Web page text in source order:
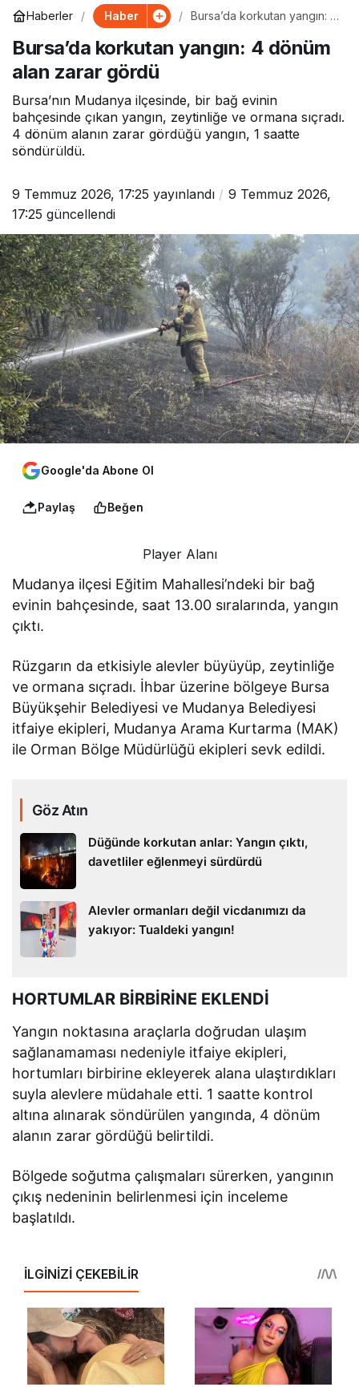
Haberler Haber
Bursa’da korkutan yangın: 4
Bursa’da korkutan yangın: 4 dönüm
alan zarar gördü
Bursa’nın Mudanya ilçesinde, bir bağ evinin
bahçesinde çıkan yangın, zeytinliğe ve ormana sıçradı.
4 dönüm alanın zarar gördüğü yangın, 1 saatte
söndürüldü.
9 Temmuz 2026, 17:25 yayınlandı
9 Temmuz 2026,
17:25 güncellendi
Google'da Abone Ol
Paylaş Beğen
Player Alanı
Mudanya ilçesi Eğitim Mahallesi’ndeki bir bağ
evinin bahçesinde, saat 13.00 sıralarında, yangın
çıktı.
Rüzgarın da etkisiyle alevler büyüyüp, zeytinliğe
ve ormana sıçradı. İhbar üzerine bölgeye Bursa
Büyükşehir Belediyesi ve Mudanya Belediyesi
itfaiye ekipleri, Mudanya Arama Kurtarma (MAK)
ile Orman Bölge Müdürlüğü ekipleri sevk edildi.
Göz Atın
Düğünde korkutan anlar: Yangın çıktı,
davetliler eğlenmeyi sürdürdü
Alevler ormanları değil vicdanımızı da
yakıyor: Tualdeki yangın!
HORTUMLAR BİRBİRİNE EKLENDİ
Yangın noktasına araçlarla doğrudan ulaşım
sağlanamaması nedeniyle itfaiye ekipleri,
hortumları birbirine ekleyerek alana ulaştırdıkları
suyla alevlere müdahale etti. 1 saatte kontrol
altına alınarak söndürülen yangında, 4 dönüm
alanın zarar gördüğü belirtildi.
Bölgede soğutma çalışmaları sürerken, yangının
çıkış nedeninin belirlenmesi için inceleme
başlatıldı.